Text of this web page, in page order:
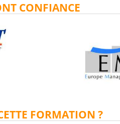
CONFIANCE
FORMATION ?